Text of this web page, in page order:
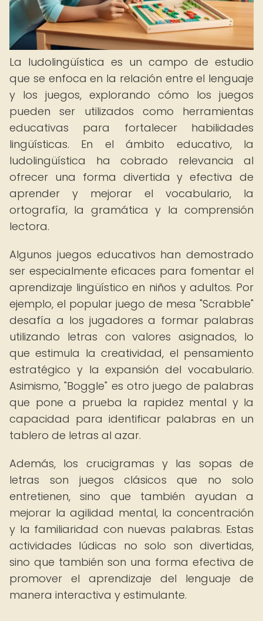
La ludolingüística es un campo de estudio
que se enfoca en la relación entre el lenguaje
y los juegos, explorando cómo los juegos
pueden ser utilizados como herramientas
educativas para fortalecer habilidades
lingüísticas. En el ámbito educativo, la
ludolingüística ha cobrado relevancia al
ofrecer una forma divertida y efectiva de
aprender y mejorar el vocabulario, la
ortografía, la gramática y la comprensión
lectora.
Algunos juegos educativos han demostrado
ser especialmente eficaces para fomentar el
aprendizaje lingüístico en niños y adultos. Por
ejemplo, el popular juego de mesa "Scrabble"
desafía a los jugadores a formar palabras
utilizando letras con valores asignados, lo
que estimula la creatividad, el pensamiento
estratégico y la expansión del vocabulario.
Asimismo, "Boggle" es otro juego de palabras
que pone a prueba la rapidez mental y la
capacidad para identificar palabras en un
tablero de letras al azar.
Además, los crucigramas y las sopas de
letras son juegos clásicos que no solo
entretienen, sino que también ayudan a
mejorar la agilidad mental, la concentración
y la familiaridad con nuevas palabras. Estas
actividades lúdicas no solo son divertidas,
sino que también son una forma efectiva de
promover el aprendizaje del lenguaje de
manera interactiva y estimulante.